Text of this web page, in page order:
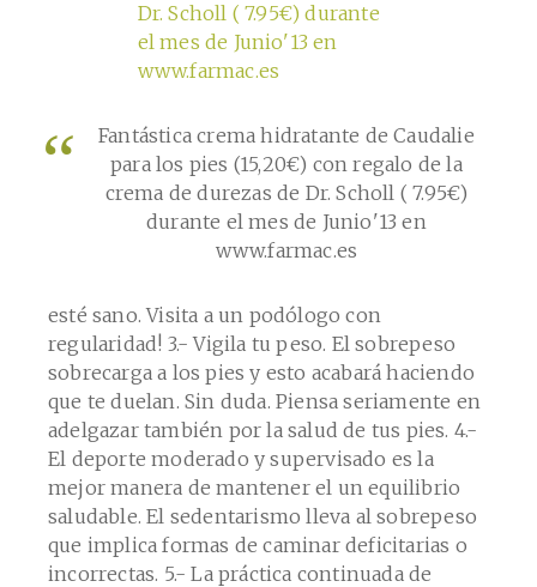
Fantástica crema hidratante de Caudalie
para los pies (15,20€) con regalo de la
crema de durezas de Dr. Scholl ( 7.95€)
durante el mes de Junio'13 en
www.farmac.es
esté sano. Visita a un podólogo con
regularidad! 3.- Vigila tu peso. El sobrepeso
sobrecarga a los pies y esto acabará haciendo
que te duelan. Sin duda. Piensa seriamente en
adelgazar también por la salud de tus pies. 4.-
El deporte moderado y supervisado es la
mejor manera de mantener el un equilibrio
saludable. El sedentarismo lleva al sobrepeso
que implica formas de caminar deficitarias o
incorrectas. 5.- La práctica continuada de